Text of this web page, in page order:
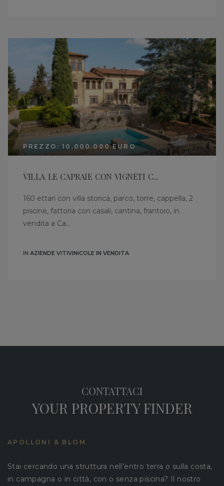
PREZZO: 10.000.000 EURO
VILLA LE CAPRAIE CON VIGNETI C...
160 ettari con villa storica, parco, torre, cappella, 2
piscine, fattoria con casali, cantina, frantoio, in
vendita a Ca...
IN AZIENDE VITIVINICOLE IN VENDITA
CONTATTACI
YOUR PROPERTY FINDER
APOLLONI & BLOM
Stai cercando una struttura nell’entro terra o sulla costa,
in campagna o in città, con o senza piscina? Il nostro